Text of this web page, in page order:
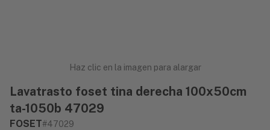
Haz clic en la imagen para alargar
Lavatrasto foset tina derecha 100x50cm
ta-1050b 47029
FOSET#47029